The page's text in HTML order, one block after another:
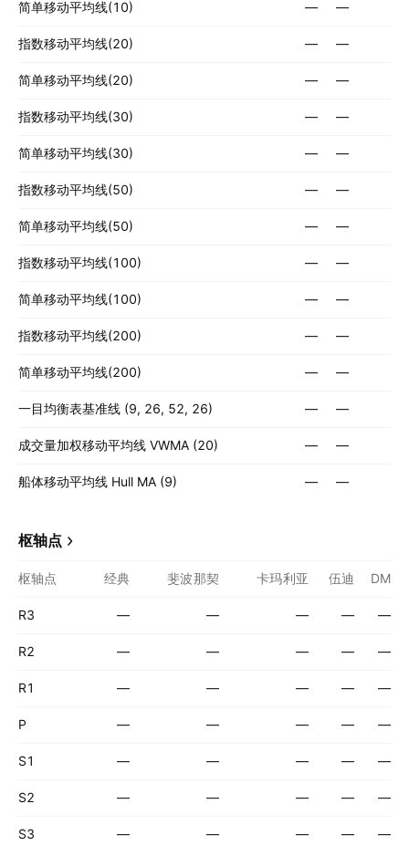
简单移动平均线(10) — —
指数移动平均线(20) — —
简单移动平均线(20) — —
指数移动平均线(30) — —
简单移动平均线(30) — —
指数移动平均线(50) — —
简单移动平均线(50) — —
指数移动平均线(100) — —
简单移动平均线(100) — —
指数移动平均线(200) — —
简单移动平均线(200) — —
一目均衡表基准线 (9, 26, 52, 26) — —
成交量加权移动平均线 VWMA (20) — —
船体移动平均线 Hull MA (9) — —
枢轴点
枢轴点 经典 斐波那契 卡玛利亚 伍迪 DM
R3 — — — — —
R2 — — — — —
R1 — — — — —
P — — — — —
S1 — — — — —
S2 — — — — —
S3 — — — — —